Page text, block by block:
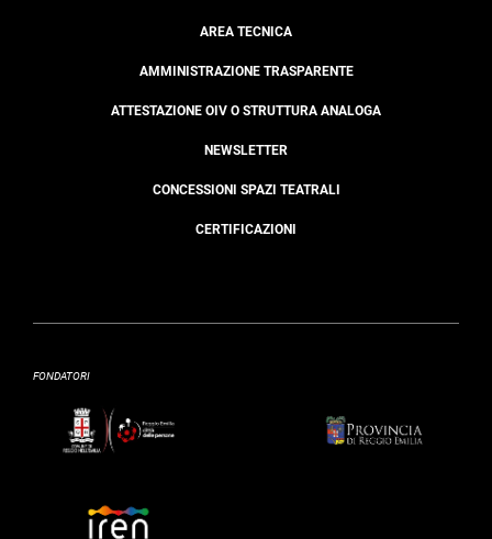
AREA TECNICA
AMMINISTRAZIONE TRASPARENTE
ATTESTAZIONE OIV O STRUTTURA ANALOGA
NEWSLETTER
CONCESSIONI SPAZI TEATRALI
CERTIFICAZIONI
FONDATORI